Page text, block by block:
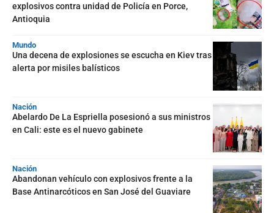
explosivos contra unidad de Policía en Porce,
Antioquia
Mundo
Una decena de explosiones se escucha en Kiev tras
alerta por misiles balísticos
Nación
Abelardo De La Espriella posesionó a sus ministros
en Cali: este es el nuevo gabinete
Nación
Abandonan vehículo con explosivos frente a la
Base Antinarcóticos en San José del Guaviare